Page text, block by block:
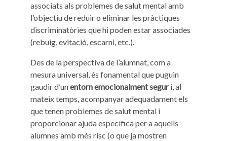
associats als problemes de salut mental amb
l’objectiu de reduir o eliminar les pràctiques
discriminatòries que hi poden estar associades
(rebuig, evitació, escarni, etc.).
Des de la perspectiva de l’alumnat, com a
mesura universal, és fonamental que puguin
gaudir d’unentorn emocionalment seguri, al
mateix temps, acompanyar adequadament els
que tenen problemes de salut mental i
proporcionar ajuda específica per a aquells
alumnes amb més risc (o que ja mostren